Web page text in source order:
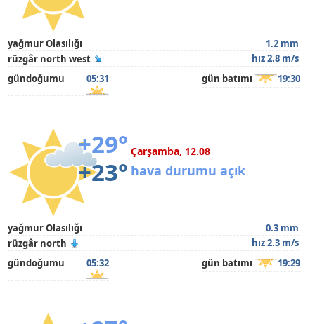
yağmur Olasılığı
1.2 mm
rüzgâr north west
hız 2.8 m/s
gündoğumu
05:31 gün batımı 19:30
+29°
+23°
Çarşamba, 12.08
hava durumu açık
yağmur Olasılığı
0.3 mm
rüzgâr north
hız 2.3 m/s
gündoğumu
05:32 gün batımı 19:29